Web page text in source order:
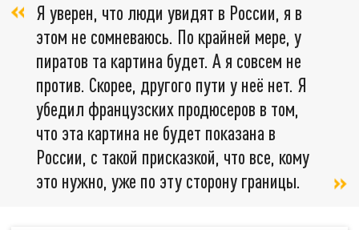
Я уверен, что люди увидят в России, я в
этом не сомневаюсь. По крайней мере, у
пиратов та картина будет. А я совсем не
против. Скорее, другого пути у неё нет. Я
убедил французских продюсеров в том,
что эта картина не будет показана в
России, с такой присказкой, что все, кому
это нужно, уже по эту сторону границы.